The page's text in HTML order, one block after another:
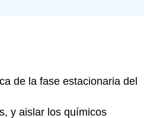
de la fase estacionaria del
y aislar los químicos